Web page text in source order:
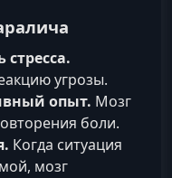
угрозы.
опыт. Мозг
боли.
Когда ситуация
мозг